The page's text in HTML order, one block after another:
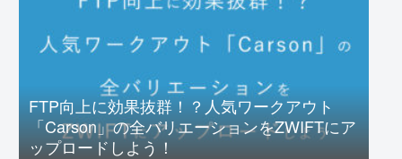
FTP向上に効果抜群！？人気ワークアウト
「Carson」の全バリエーションをZWIFTにア
ップロードしよう！